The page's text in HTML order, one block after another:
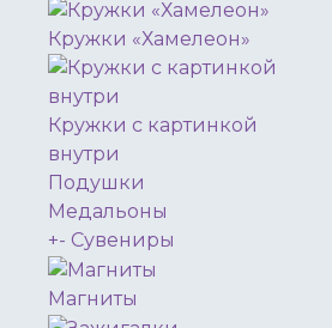
Кружки «Хамелеон»
Кружки с картинкой
внутри
Подушки
Медальоны
+- Сувениры
Магниты